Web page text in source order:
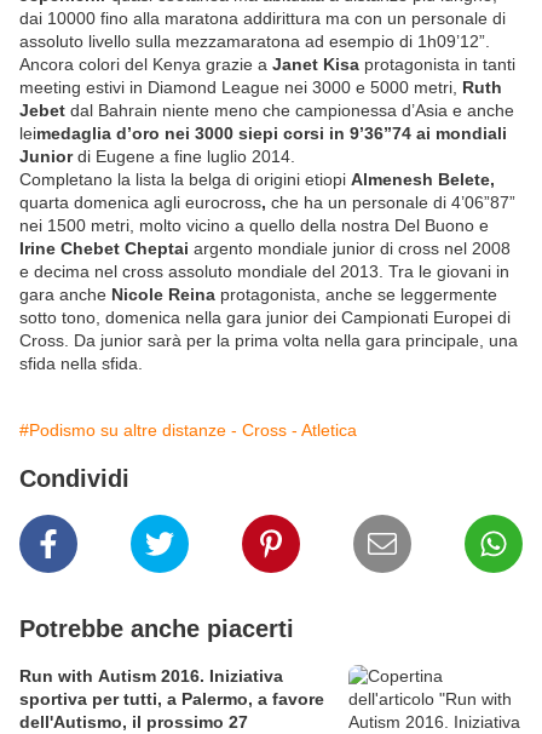
dai 10000 fino alla maratona addirittura ma con un personale di
assoluto livello sulla mezzamaratona ad esempio di 1h09’12”.
Ancora colori del Kenya grazie a Janet Kisa protagonista in tanti
meeting estivi in Diamond League nei 3000 e 5000 metri, Ruth
Jebet dal Bahrain niente meno che campionessa d’Asia e anche
leimedaglia d’oro nei 3000 siepi corsi in 9’36”74 ai mondiali
Juniordi Eugene a fine luglio 2014.
Completano la lista la belga di origini etiopi Almenesh Belete,
quarta domenica agli eurocross, che ha un personale di 4’06”87”
nei 1500 metri, molto vicino a quello della nostra Del Buono e
Irine Chebet Cheptai argento mondiale junior di cross nel 2008
e decima nel cross assoluto mondiale del 2013. Tra le giovani in
gara anche Nicole Reina protagonista, anche se leggermente
sotto tono, domenica nella gara junior dei Campionati Europei di
Cross. Da junior sarà per la prima volta nella gara principale, una
sfida nella sfida.
#Podismo su altre distanze - Cross - Atletica
Condividi
Potrebbe anche piacerti
Run with Autism 2016. Iniziativa
sportiva per tutti, a Palermo, a favore
dell'Autismo, il prossimo 27